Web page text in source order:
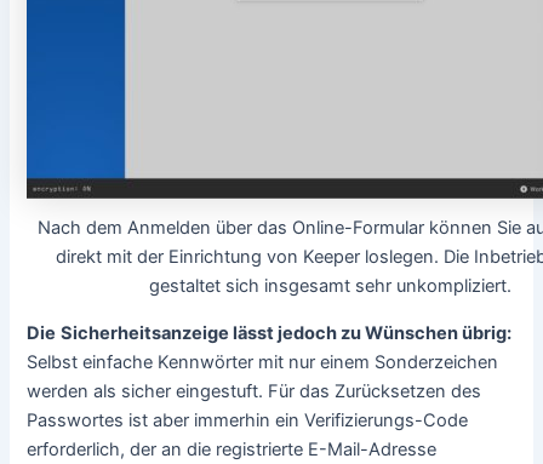
Nach dem Anmelden über das Online-Formular können Sie
direkt mit der Einrichtung von Keeper loslegen. Die
gestaltet sich insgesamt sehr unkompliziert.
Die Sicherheitsanzeige lässt jedoch zu Wünschen übrig:
Selbst einfache Kennwörter mit nur einem Sonderzeichen
werden als sicher eingestuft. Für das Zurücksetzen des
Passwortes ist aber immerhin ein Verifizierungs-Code
erforderlich, der an die registrierte E-Mail-Adresse